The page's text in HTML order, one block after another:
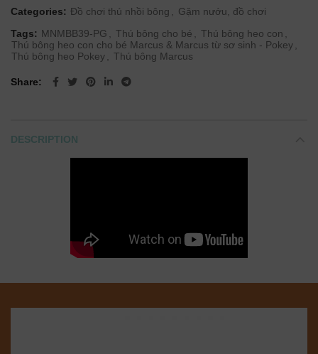
Categories: Đồ chơi thú nhồi bông , Gặm nướu, đồ chơi
Tags: MNMBB39-PG , Thú bông cho bé , Thú bông heo con ,
Thú bông heo con cho bé Marcus & Marcus từ sơ sinh - Pokey,
Thú bông heo Pokey, Thú bông Marcus
Share
DESCRIPTION